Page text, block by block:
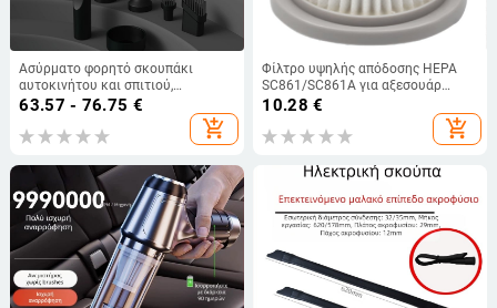
Ασύρματο φορητό σκουπάκι
αυτοκινήτου και σπιτιού,
κυκλωνικό ακροφύσιο,
αναρρόφηση 2100–3000 Pa, ισχύς
75W, αυτονομία 0–1 h,
2000 mAh
63.57 - 76.75 €
add_shopping_cart
Φίλτρο υψηλής απόδοσης HEPA
SC861/SC861A για αξεσουάρ
ηλεκτρικής σκούπας Midea
10.28 €
add_shopping_cart